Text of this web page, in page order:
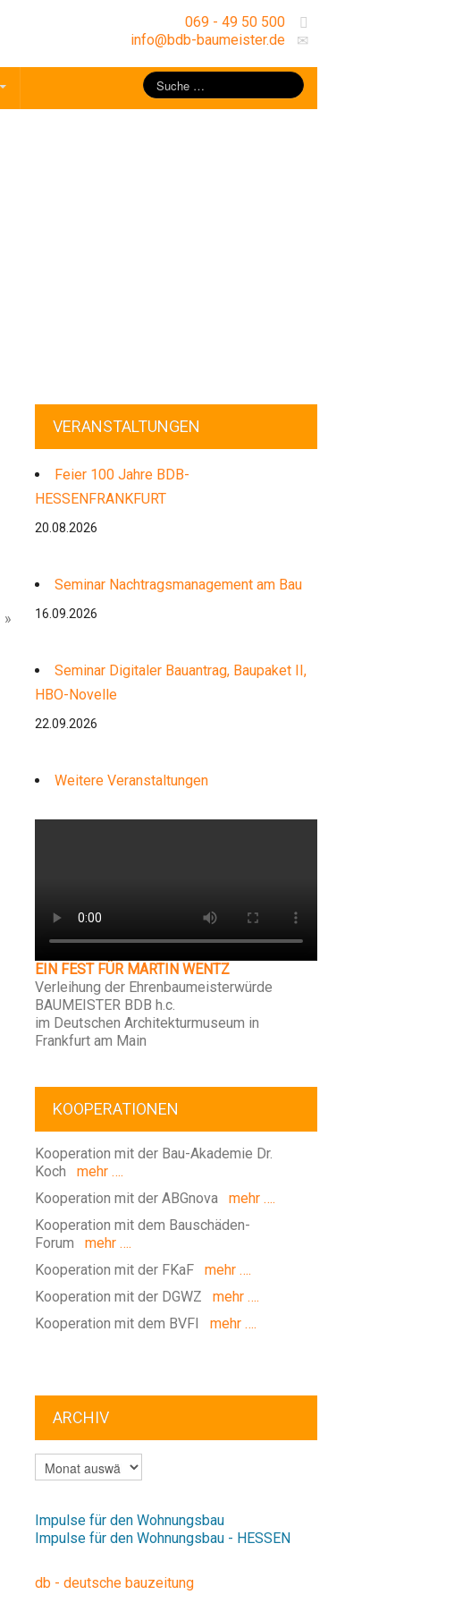
069 - 49 50 500
info@bdb-baumeister.de
»
VERANSTALTUNGEN
Feier 100 Jahre BDB-
HESSENFRANKFURT
20.08.2026
Seminar Nachtragsmanagement am Bau
16.09.2026
Seminar Digitaler Bauantrag, Baupaket II,
HBO-Novelle
22.09.2026
Weitere Veranstaltungen
EIN FEST FÜR MARTIN WENTZ
Verleihung der Ehrenbaumeisterwürde
BAUMEISTER BDB h.c.
im Deutschen Architekturmuseum in
Frankfurt am Main
KOOPERATIONEN
Kooperation mit der Bau-Akademie Dr.
Koch mehr ….
Kooperation mit der ABGnovamehr ….
Kooperation mit dem Bauschäden-
Forum mehr ….
Kooperation mit der FKaFmehr ….
Kooperation mit der DGWZ mehr ….
Kooperation mit dem BVFI mehr ….
ARCHIV
ARCHIV
Impulse für den Wohnungsbau
Impulse für den Wohnungsbau - HESSEN
db - deutsche bauzeitung